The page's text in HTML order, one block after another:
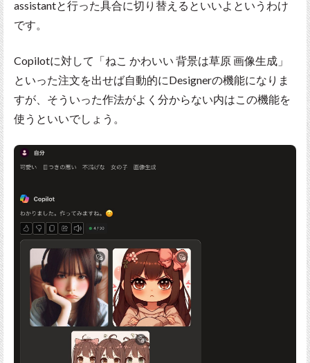
assistantと行った具合に切り替えるといいよというわけ
です。
Copilotに対して「ねこ かわいい 背景は草原 画像生成」
といった注文を出せば自動的にDesignerの機能になりま
すが、そういった作法がよく分からない内はこの機能を
使うといいでしょう。